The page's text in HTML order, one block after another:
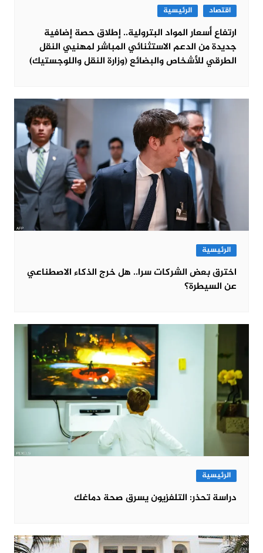
اقتصاد الرئيسية
ارتفاع أسعار المواد البترولية.. إطلاق حصة إضافية
جديدة من الدعم الاستثنائي المباشر لمهنيي النقل
الطرقي للأشخاص والبضائع (وزارة النقل واللوجستيك)
الرئيسية
اخترق بعض الشركات سرا.. هل خرج الذكاء الاصطناعي
عن السيطرة؟
الرئيسية
دراسة تحذر: التلفزيون يسرق صحة دماغك